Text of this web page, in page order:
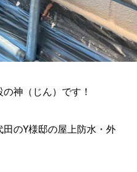
神（じん）です！
のY様邸の屋上防水・外